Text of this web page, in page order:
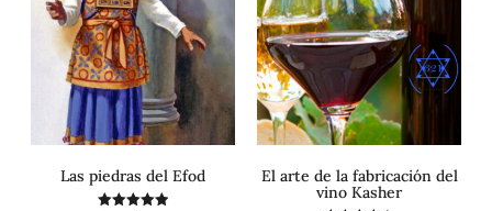
Las piedras del Efod
El arte de la fabricación del
vino Kasher